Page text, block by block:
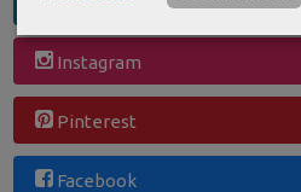
Instagram
Pinterest
Facebook